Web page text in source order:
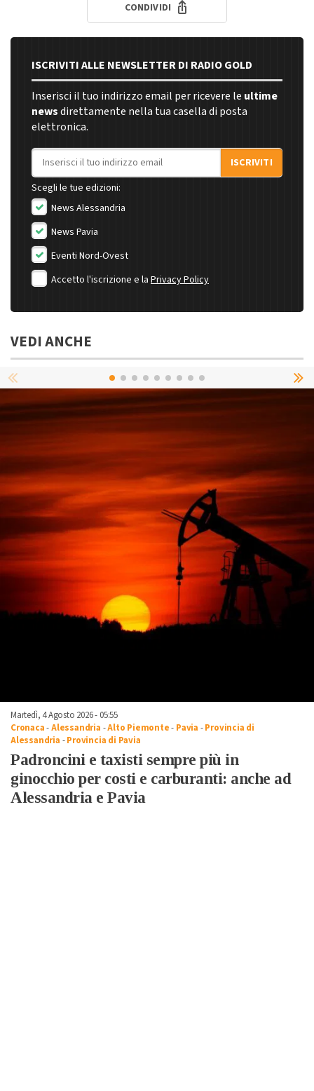
CONDIVIDI
ISCRIVITI ALLE NEWSLETTER DI RADIO GOLD
Inserisci il tuo indirizzo email per ricevere le ultime
newsdirettamente nella tua casella di posta
elettronica.
Indirizzo email
ISCRIVITI
Scegli le tue edizioni:
News Alessandria
News Pavia
Eventi Nord-Ovest
Accetto l'iscrizione e la Privacy Policy
VEDI ANCHE
Martedì, 4 Agosto 2026 - 05:55
Cronaca-Alessandria -Alto Piemonte- Pavia -Provincia di
Alessandria -Provincia di Pavia
Padroncini e taxisti sempre più in
ginocchio per costi e carburanti: anche ad
Alessandria e Pavia